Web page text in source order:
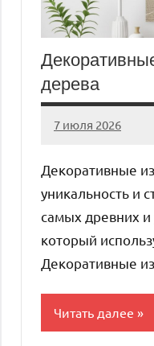
дерева
7 июля 2026
Avtor
Нет
Декоративные
уникальность и
самых древних и
который
Декоративные
Читать далее